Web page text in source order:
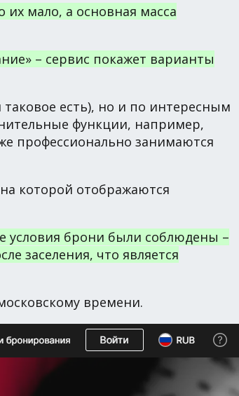
их мало, а основная масса
– сервис покажет варианты
есть), но и по интересным
функции, например,
профессионально занимаются
которой отображаются
условия брони были соблюдены –
заселения, что является
времени.